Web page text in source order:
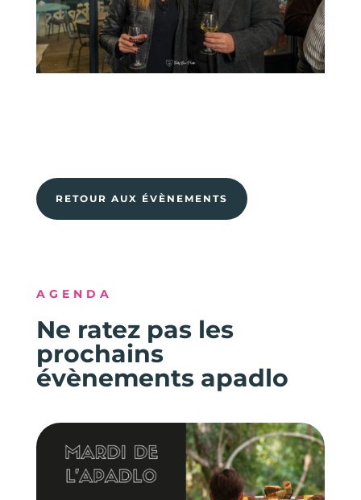
RETOUR AUX ÉVÈNEMENTS
AGENDA
Ne ratez pas les
prochains
évènements apadlo